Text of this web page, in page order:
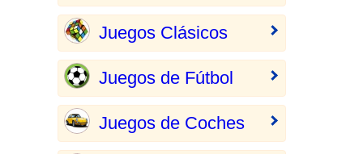
Juegos Clásicos
Juegos de Fútbol
Juegos de Coches